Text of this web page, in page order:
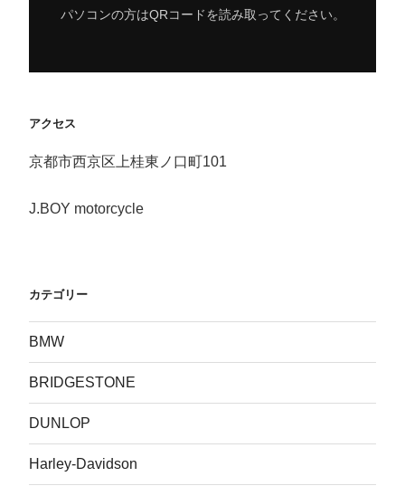
パソコンの方はQRコードを読み取ってください。
アクセス
京都市西京区上桂東ノ口町101
J.BOY motorcycle
カテゴリー
BMW
BRIDGESTONE
DUNLOP
Harley-Davidson